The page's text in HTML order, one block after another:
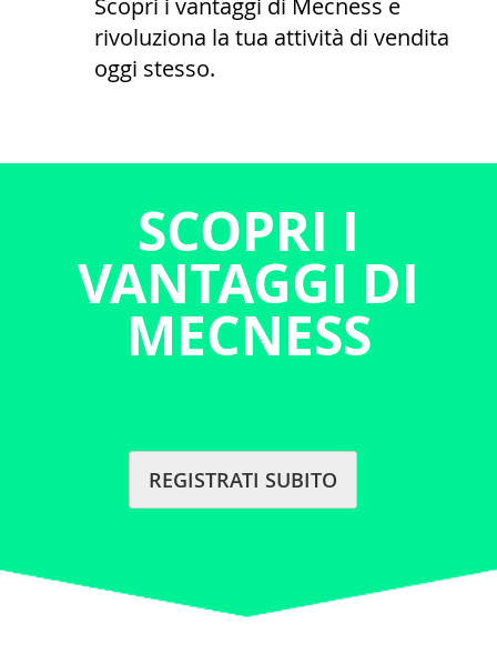
Scopri i vantaggi di Mecness e
rivoluziona la tua attività di vendita
oggi stesso.
SCOPRI I
VANTAGGI DI
MECNESS
REGISTRATI SUBITO